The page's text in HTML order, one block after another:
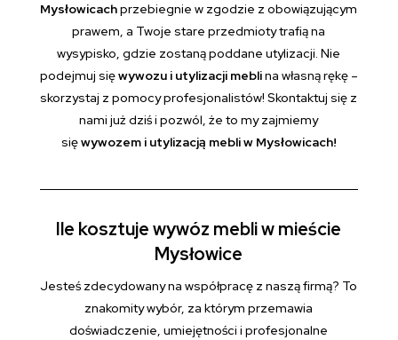
Mysłowicachprzebiegnie w zgodzie z obowiązującym
prawem, a Twoje stare przedmioty trafią na
wysypisko, gdzie zostaną poddane utylizacji. Nie
podejmuj sięwywozu i utylizacji meblina własną rękę –
skorzystaj z pomocy profesjonalistów! Skontaktuj się z
nami już dziś i pozwól, że to my zajmiemy
sięwywozem i utylizacją mebli w Mysłowicach!
Ile kosztuje wywóz mebli w mieście
Mysłowice
Jesteś zdecydowany na współpracę z naszą firmą? To
znakomity wybór, za którym przemawia
doświadczenie, umiejętności i profesjonalne